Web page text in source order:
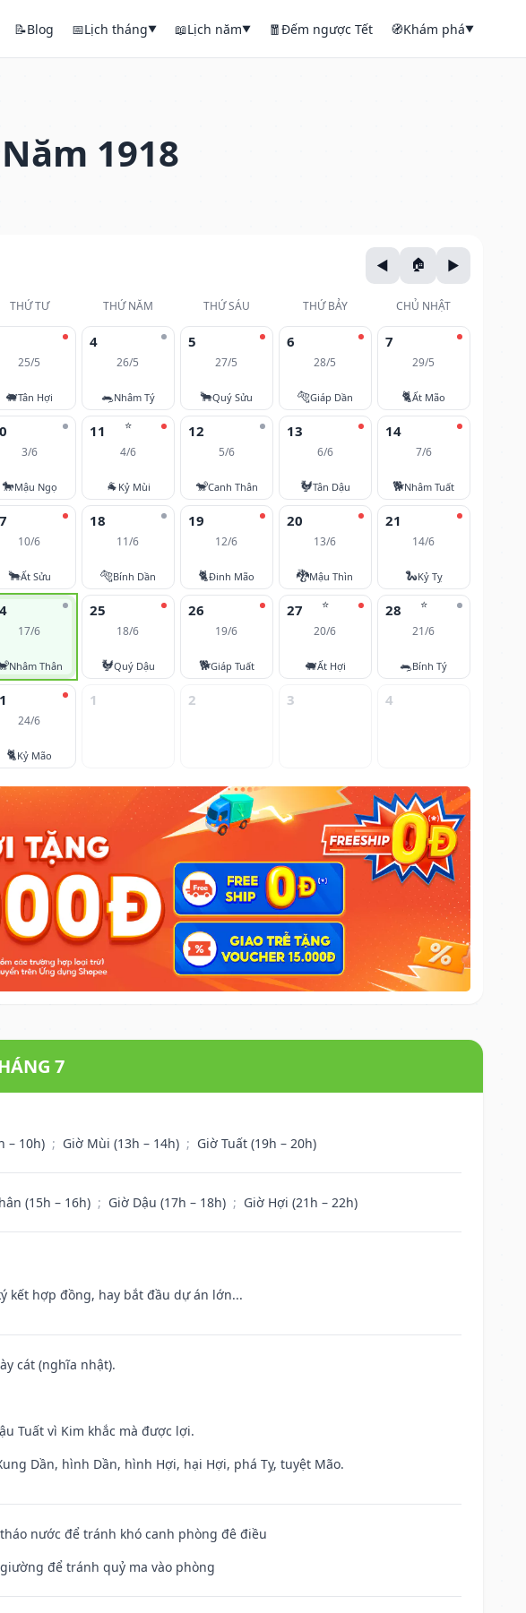
📝Blog 📅Lịch tháng▼ 📖Lịch năm▼ 🧧Đếm ngược Tết 🧭Khám phá▼
1918
THỨ TƯ THỨ NĂM THỨ SÁU THỨ BẢY CHỦ NHẬT
25/5
🐖Tân Hợi
4
26/5
🐀Nhâm Tý
5
27/5
🐂Quý Sửu
6
28/5
🐅Giáp Dần
7
29/5
🐈Ất Mão
3/6
🐎Mậu Ngọ
⭐
11
4/6
🐐 Kỷ Mùi
12
5/6
🐒Canh Thân
13
6/6
🐓Tân Dậu
14
7/6
🐕Nhâm Tuất
10/6
🐂Ất Sửu
18
11/6
🐅Bính Dần
19
12/6
🐈Đinh Mão
20
13/6
🐉Mậu Thìn
21
14/6
🐍Kỷ Tỵ
17/6
Nhâm Thân
25
18/6
🐓Quý Dậu
26
19/6
🐕Giáp Tuất
⭐
27
20/6
🐖Ất Hợi
⭐
28
21/6
🐀Bính Tý
24/6
🐈Kỷ Mão
1 2 3 4
7
– 10h) ; Giờ Mùi (13h – 14h) ; Giờ Tuất (19h – 20h)
(15h – 16h) ; Giờ Dậu (17h – 18h) ; Giờ Hợi (21h – 22h)
kết hợp đồng, hay bắt đầu dự án lớn...
cát (nghĩa nhật).
Tuất vì Kim khắc mà được lợi.
Dần, hình Dần, hình Hợi, hại Hợi, phá Tỵ, tuyệt Mão.
nước để tránh khó canh phòng đê điều
để tránh quỷ ma vào phòng